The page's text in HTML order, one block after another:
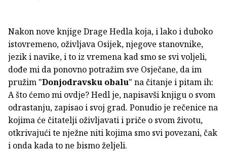
Nakon nove knjige Drage Hedla koja, i lako i duboko
istovremeno, oživljava Osijek, njegove stanovnike,
jezik i navike, i to iz vremena kad smo se svi voljeli,
dođe mi da ponovno potražim sve Osječane, da im
pružim "Donjodravsku obalu" na čitanje i pitam ih:
A što ćemo mi ovdje? Hedl je, napisavši knjigu o svom
odrastanju, zapisao i svoj grad. Ponudio je rečenice na
kojima će čitatelji oživljavati i priče o svom životu,
otkrivajući te nježne niti kojima smo svi povezani, čak
i onda kada to ne bismo željeli.